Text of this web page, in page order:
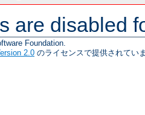
are disabled
Foundation.
2.0 のライセンスで提供されてい